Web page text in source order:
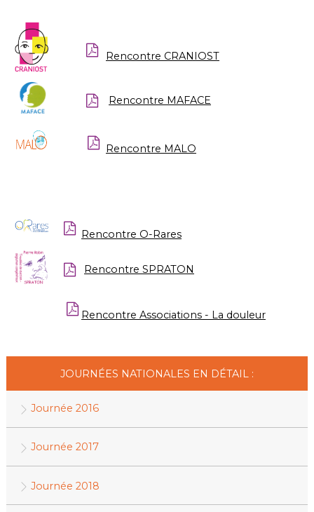
Rencontre CRANIOST
Rencontre MAFACE
Rencontre MALO
Rencontre O-Rares
Rencontre SPRATON
Rencontre Associations - La douleur
JOURNÉES NATIONALES EN DÉTAIL :
Journée 2016
Journée 2017
Journée 2018